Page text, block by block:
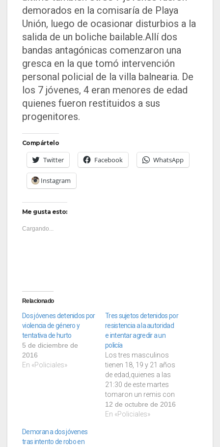
demorados en la comisaría de Playa
Unión, luego de ocasionar disturbios a la
salida de un boliche bailable.Allí dos
bandas antagónicas comenzaron una
gresca en la que tomó intervención
personal policial de la villa balnearia. De
los 7 jóvenes, 4 eran menores de edad
quienes fueron restituidos a sus
progenitores.
Compártelo
Twitter Facebook WhatsApp
Instagram
Me gusta esto:
Cargando...
Relacionado
Dos jóvenes detenidos por
violencia de género y
tentativa de hurto
5 de diciembre de
2016
En «Policiales»
Tres sujetos detenidos por
resistencia a la autoridad
e intentar agredir a un
policía
Los tres masculinos
tienen 18, 19 y 21 años
de edad,quienes a las
21:30 de este martes
tomaron un remis con
sospechosas
intenciones de robo.
12 de octubre de 2016
En «Policiales»
Demoran a dos jóvenes
tras intento de robo en